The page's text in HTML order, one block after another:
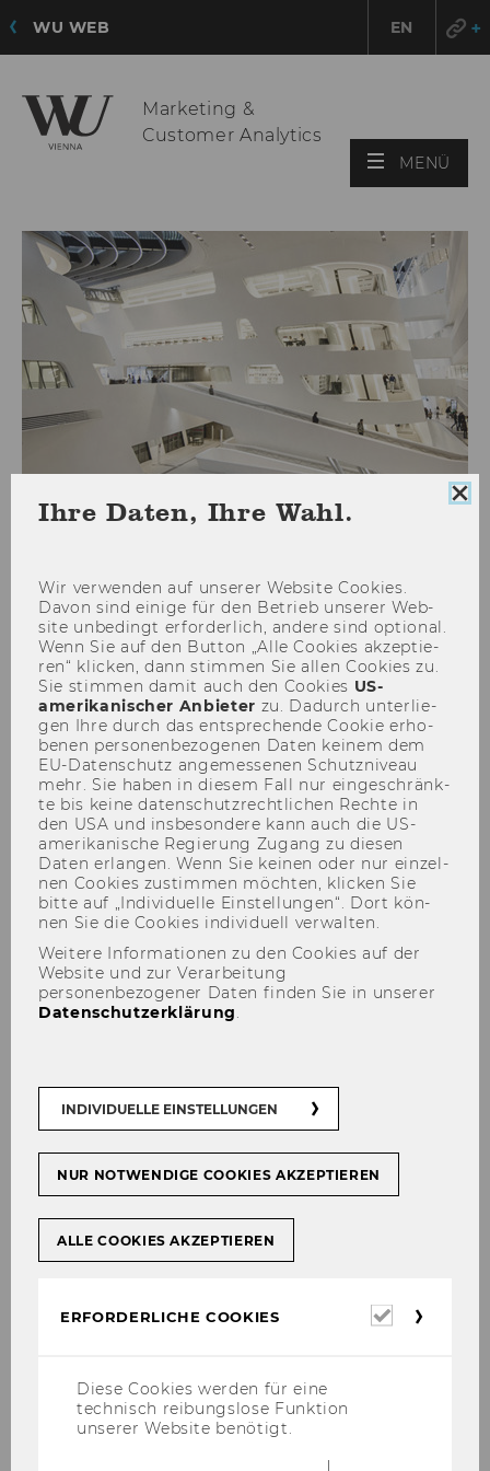
WU WEB EN
Marketing &
Customer Analytics
MENÜ
About
Fact Sheet
Name:
AI-Based Privacy-Preserving Big
Data Sharing for Market
Research (Anonymous Big Data)
Project Number:
867514
Call:
Duration:
26 months from 01.10.2019 to
30.11.2021.
Total Funding:
Pro­ject Over­view
The ANITA (AN­ony­mous bIg daTA) pro­ject is a
re­se­arch pro­ject fun­ded by the Aus­tri­an Re­se­
Ihre Daten, Ihre Wahl.
Wir ver­wen­den auf un­se­rer Web­site Coo­kies.
Davon sind ei­ni­ge für den Be­trieb un­se­rer Web­
site un­be­dingt er­for­der­lich, an­de­re sind op­tio­nal.
Wenn Sie auf den But­ton „Alle Coo­kies ak­zep­tie­
ren“ kli­cken, dann stim­men Sie allen Coo­kies zu.
Sie stim­men damit auch den Coo­kies US-​
amerikanischer An­bie­ter zu. Da­durch un­ter­lie­
gen Ihre durch das ent­spre­chen­de Coo­kie er­ho­
be­nen per­so­nen­be­zo­ge­nen Daten kei­nem dem
EU-​Datenschutz an­ge­mes­se­nen Schutz­ni­veau
mehr. Sie haben in die­sem Fall nur ein­ge­schränk­
te bis keine da­ten­schutz­recht­li­chen Rech­te in
den USA und ins­be­son­de­re kann auch die US-​
amerikanische Re­gie­rung Zu­gang zu die­sen
Daten er­lan­gen. Wenn Sie kei­nen oder nur ein­zel­
nen Coo­kies zu­stim­men möch­ten, kli­cken Sie
bitte auf „In­di­vi­du­el­le Ein­stel­lun­gen“. Dort kön­
nen Sie die Coo­kies in­di­vi­du­ell ver­wal­ten.
Weitere Informationen zu den Cookies auf der
Website und zur Verarbeitung
personenbezogener Daten finden Sie in unserer
Datenschutzerklärung.
INDIVIDUELLE EINSTELLUNGEN
NUR NOTWENDIGE COOKIES AKZEPTIEREN
ALLE COOKIES AKZEPTIEREN
ERFORDERLICHE COOKIES
Diese Cookies werden für eine
technisch reibungslose Funktion
unserer Website benötigt.